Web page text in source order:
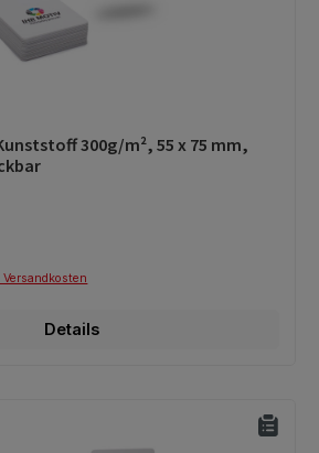
von 0 von 5 Sternen
300g/m², 55 x 75 mm,
Details